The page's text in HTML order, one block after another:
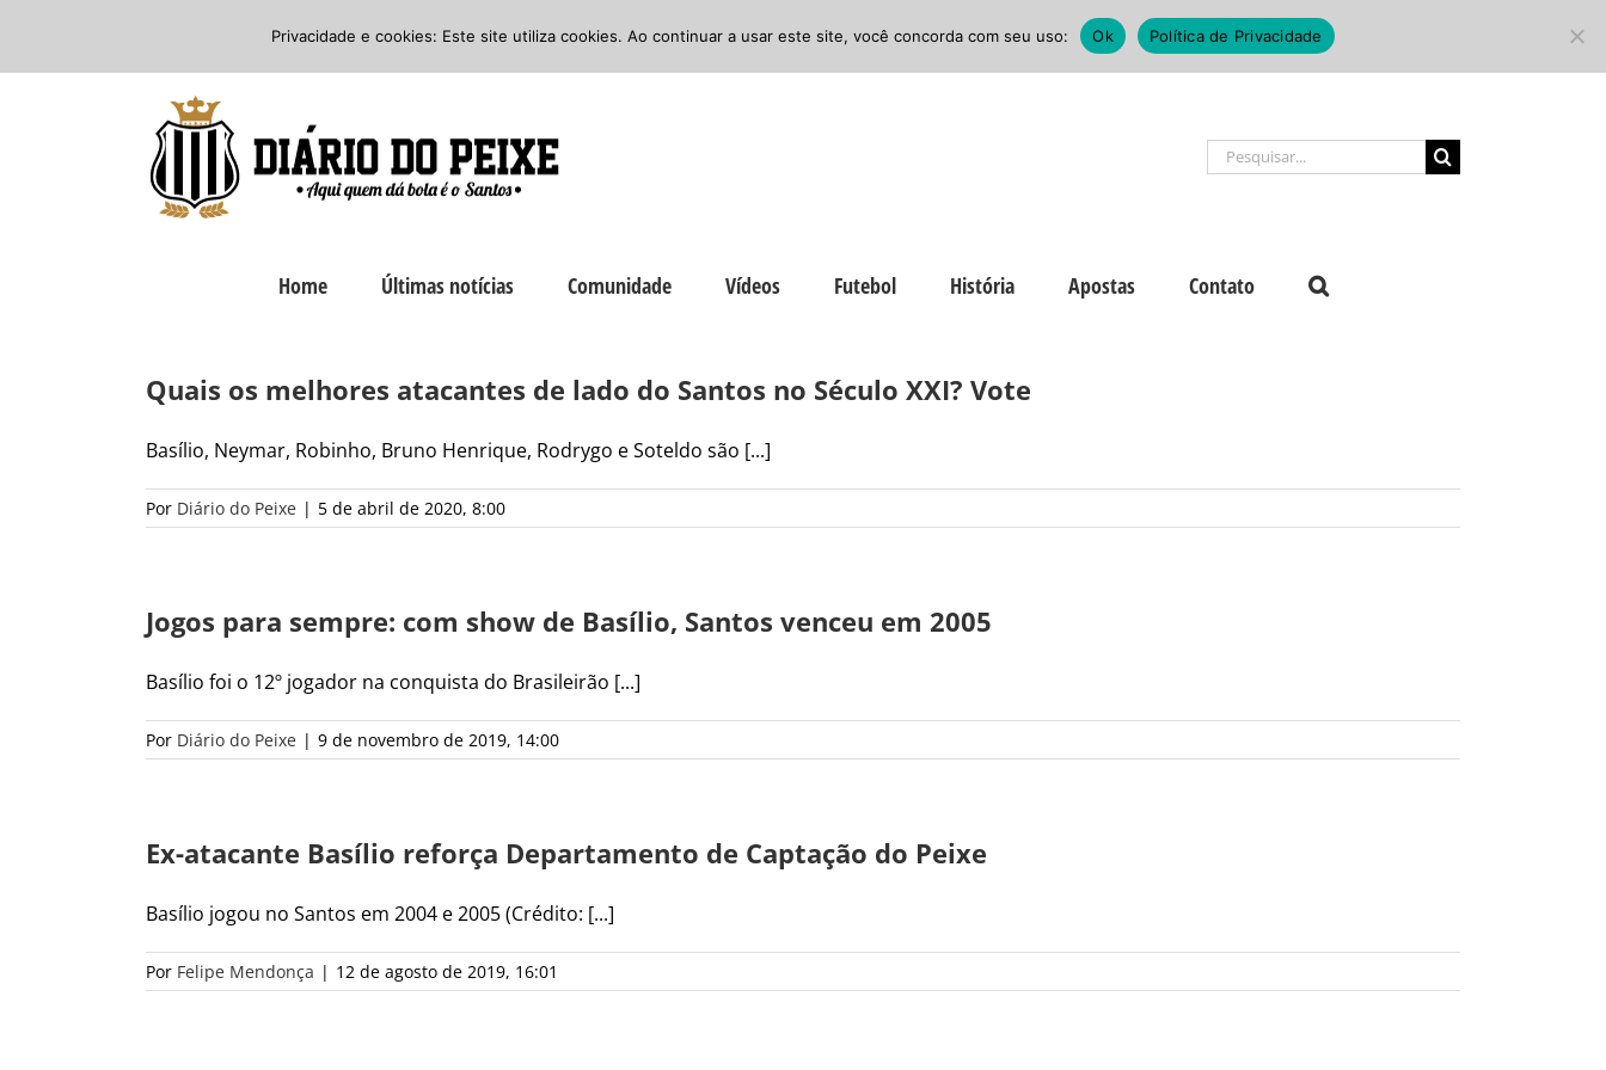
o
Facebook
Instagram
Buscar
resultados
Home Últimas notícias Comunidade Vídeos Futebol História Apostas Contato
Quais os melhores atacantes de lado do Santos no Século XXI? Vote
Basílio, Neymar, Robinho, Bruno Henrique, Rodrygo e Soteldo são [...]
Por Diário do Peixe | 5 de abril de 2020, 8:00
Jogos para sempre: com show de Basílio, Santos venceu em 2005
Basílio foi o 12º jogador na conquista do Brasileirão [...]
Por Diário do Peixe | 9 de novembro de 2019, 14:00
Ex-atacante Basílio reforça Departamento de Captação do Peixe
Basílio jogou no Santos em 2004 e 2005 (Crédito: [...]
Por Felipe Mendonça | 12 de agosto de 2019, 16:01
Privacidade e cookies: Este site utiliza cookies. Ao continuar a usar este site, você concorda com seu uso: Ok Política de Privacidade